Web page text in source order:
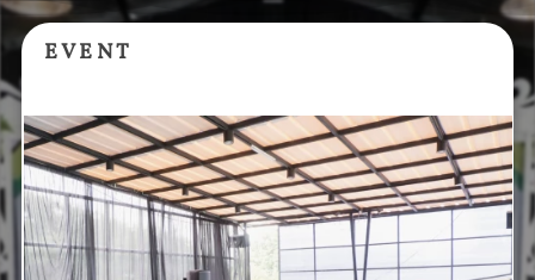
E V E N T